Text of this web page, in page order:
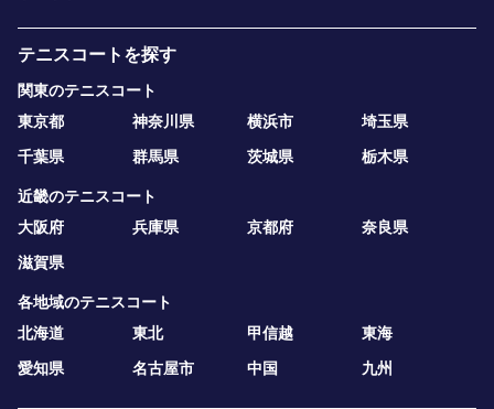
テニスコートを探す
関東のテニスコート
東京都
神奈川県 横浜市
埼玉県
千葉県
群馬県 茨城県 栃木県
近畿のテニスコート
大阪府
兵庫県 京都府
奈良県
滋賀県
各地域のテニスコート
北海道
東北 甲信越
東海
愛知県
名古屋市 中国 九州